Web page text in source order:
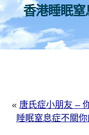
香港睡眠
« 唐氏症小朋友 –
睡眠窒息症不關